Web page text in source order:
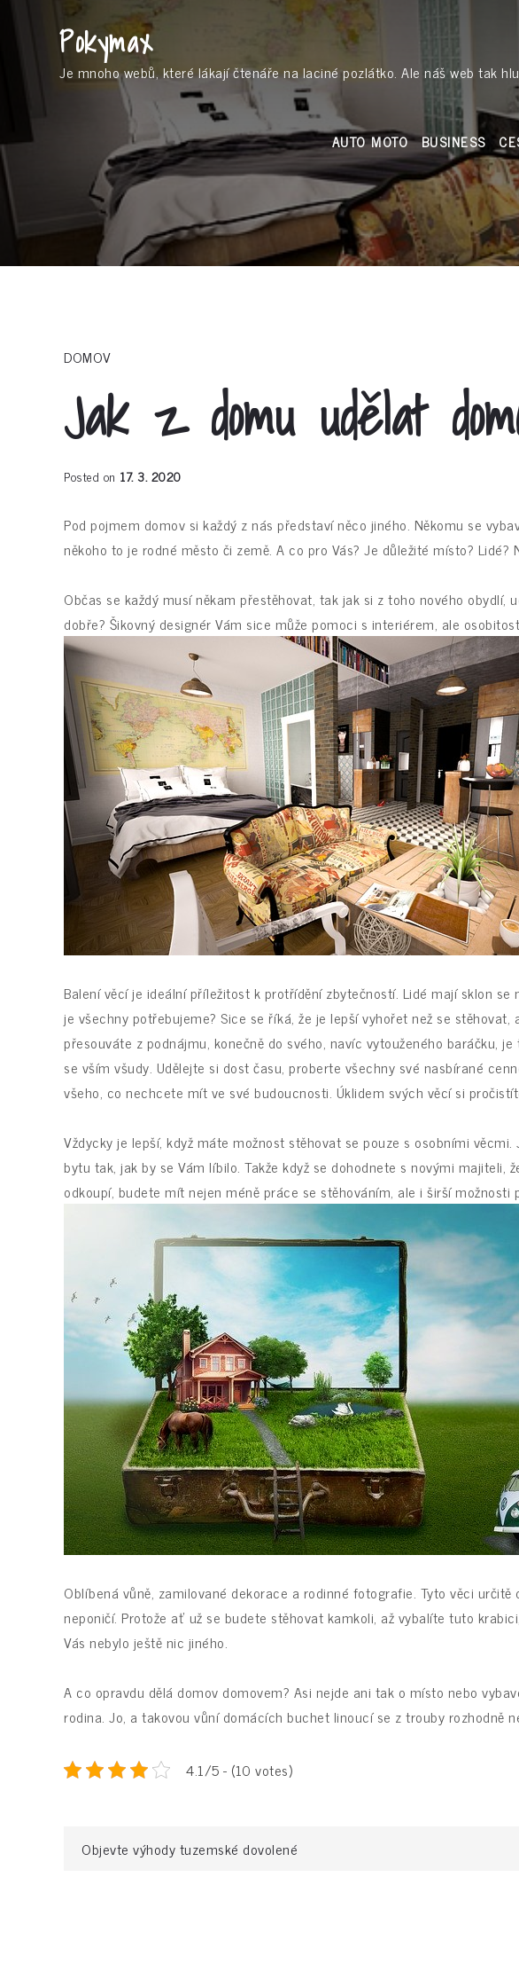
Pokymax
Je mnoho webů, které lákají čtenáře na laciné pozlátko. Ale náš web tak
AUTO MOTO BUSINESS
DOMOV
Jak z domu udělat
Posted on 17. 3. 2020
Pod pojmem domov si každý z nás představí něco jiného. Někomu se
někoho to je rodné město či země. A co pro Vás? Je důležité místo? Lidé?
Občas se každý musí někam přestěhovat, tak jak si z toho nového
dobře? Šikovný designér Vám sice může pomoci s interiérem, ale
Balení věcí je ideální příležitost k protřídění zbytečností. Lidé mají sklon
je všechny potřebujeme? Sice se říká, že je lepší vyhořet než se
přesouváte z podnájmu, konečně do svého, navíc vytouženého baráčku,
se vším všudy. Udělejte si dost času, proberte všechny své nasbírané
všeho, co nechcete mít ve své budoucnosti. Úklidem svých věcí si
Vždycky je lepší, když máte možnost stěhovat se pouze s osobními
bytu tak, jak by se Vám líbilo. Takže když se dohodnete s novými majiteli,
odkoupí, budete mít nejen méně práce se stěhováním, ale i širší možnosti
Oblíbená vůně, zamilované dekorace a rodinné fotografie. Tyto věci
neponičí. Protože ať už se budete stěhovat kamkoli, až vybalíte tuto
Vás nebylo ještě nic jiného.
A co opravdu dělá domov domovem? Asi nejde ani tak o místo nebo
rodina. Jo, a takovou vůní domácích buchet linoucí se z trouby rozhodně
4.1/5 - (10 votes)
Navigace
Objevte výhody tuzemské dovolené